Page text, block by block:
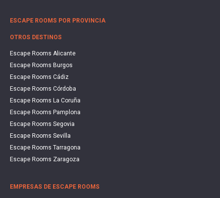
ESCAPE ROOMS POR PROVINCIA
OTROS DESTINOS
Escape Rooms Alicante
Escape Rooms Burgos
Escape Rooms Cádiz
Escape Rooms Córdoba
Escape Rooms La Coruña
Escape Rooms Pamplona
Escape Rooms Segovia
Escape Rooms Sevilla
Escape Rooms Tarragona
Escape Rooms Zaragoza
EMPRESAS DE ESCAPE ROOMS